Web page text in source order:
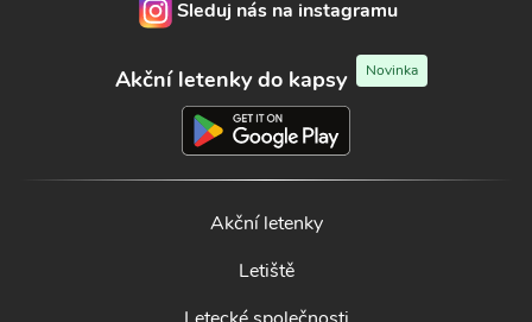
Sleduj nás na instagramu
Akční letenky do kapsy Novinka
Akční letenky
Letiště